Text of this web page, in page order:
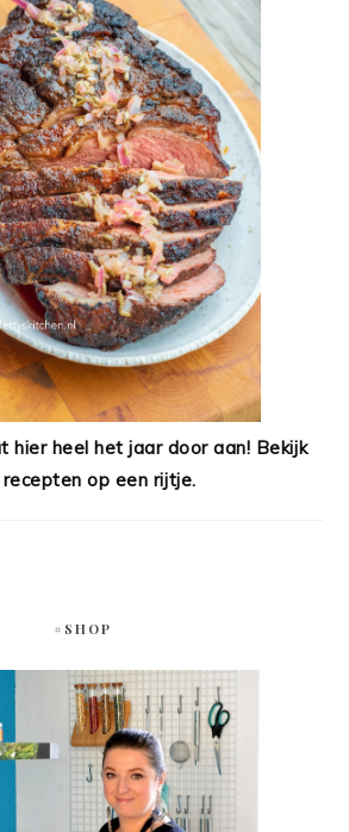
hier heel het jaar door aan! Bekijk
op een rijtje.
#SHOP